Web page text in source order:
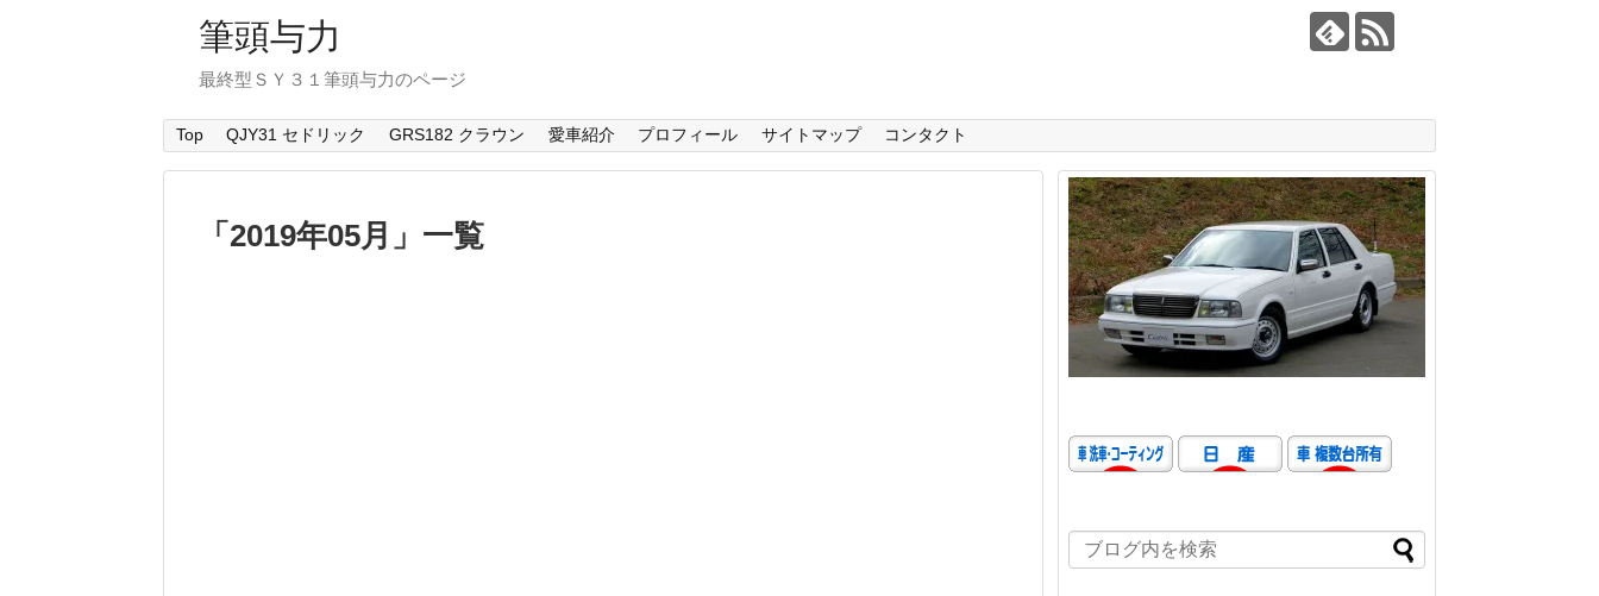
筆頭与力
最終型ＳＹ３１筆頭与力のページ
Top QJY31 セドリック GRS182 クラウン 愛車紹介 プロフィール サイトマップ コンタクト
「 2019年05月 」 一覧